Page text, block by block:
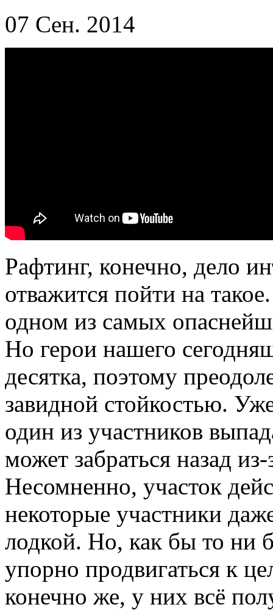
07 Сен. 2014
Рафтинг, конечно, дело
отважится пойти на
одном из самых
Но герои нашего
десятка, поэтому
завидной стойкостью.
один из участников
может забраться назад
Несомненно, участок
некоторые участники
лодкой. Но, как бы то ни
упорно продвигаться к
конечно же, у них всё